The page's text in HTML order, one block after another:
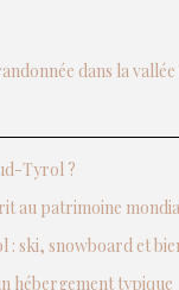
dans la
Tyrol ?
au patrimoine
: ski, snowboard et
hébergement typique